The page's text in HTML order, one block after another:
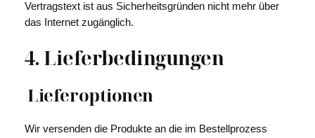
Vertragstext ist aus Sicherheitsgründen nicht mehr über
das Internet zugänglich.
4. Lieferbedingungen
Lieferoptionen
Wir versenden die Produkte an die im Bestellprozess